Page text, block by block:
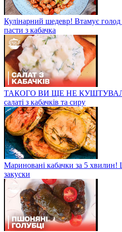
Кулінарний шедевр! Втамує голод
пасти з кабачка
ТАКОГО ВИ ЩЕ НЕ
салаті з кабачків та сиру
Мариновані кабачки за 5
закуски